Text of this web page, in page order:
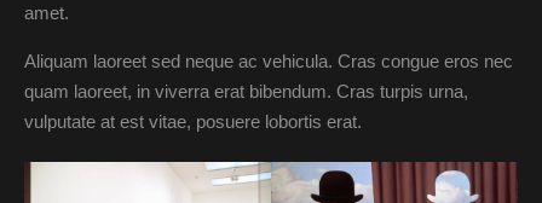
amet.
Aliquam laoreet sed neque ac vehicula. Cras congue eros nec
quam laoreet, in viverra erat bibendum. Cras turpis urna,
vulputate at est vitae, posuere lobortis erat.